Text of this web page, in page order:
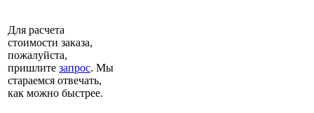
Для расчета
стоимости заказа,
пожалуйста,
пришлите запрос. Мы
стараемся отвечать,
как можно быстрее.